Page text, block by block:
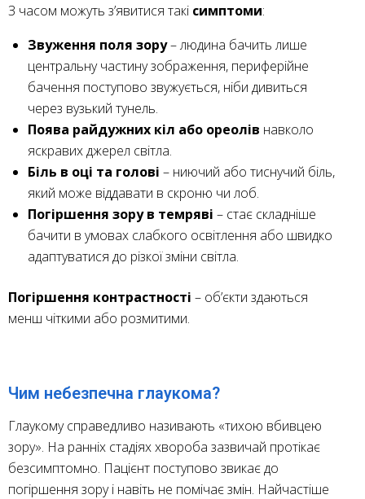
З часом можуть з’явитися такі симптоми:
Звуження поля зору– людина бачить лише
центральну частину зображення, периферійне
бачення поступово звужується, ніби дивиться
через вузький тунель.
Поява райдужних кіл або ореолів навколо
яскравих джерел світла.
Біль в оці та голові – ниючий або тиснучий біль,
який може віддавати в скроню чи лоб.
Погіршення зору в темряві – стає складніше
бачити в умовах слабкого освітлення або швидко
адаптуватися до різкої зміни світла.
Погіршення контрастності – об’єкти здаються
менш чіткими або розмитими.
Чим небезпечна глаукома?
Глаукому справедливо називають «тихою вбивцею
зору». На ранніх стадіях хвороба зазвичай протікає
безсимптомно. Пацієнт поступово звикає до
погіршення зору і навіть не помічає змін. Найчастіше